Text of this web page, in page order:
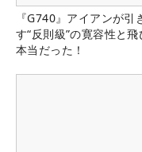
『G740』アイアンが引
す“反則級”の寛容性と飛
本当だった！